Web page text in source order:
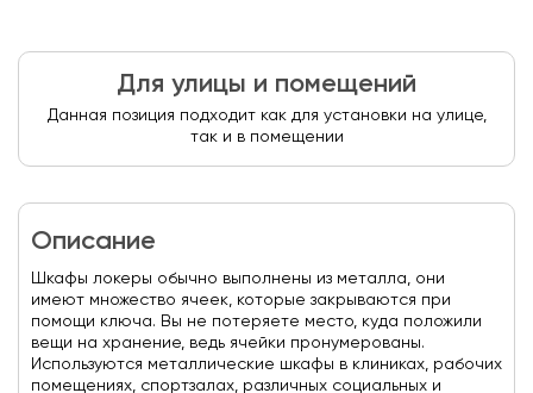
Для улицы и помещений
Данная позиция подходит как для установки на улице,
так и в помещении
Описание
Шкафы локеры обычно выполнены из металла, они
имеют множество ячеек, которые закрываются при
помощи ключа. Вы не потеряете место, куда положили
вещи на хранение, ведь ячейки пронумерованы.
Используются металлические шкафы в клиниках, рабочих
помещениях, спортзалах, различных социальных и